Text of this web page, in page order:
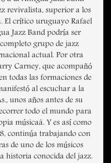
revivalista, superior a los
El crítico uruguayo Rafael
Jazz Band podría ser
grupo de jazz
actual. Por otra
Carney, que acompañó
en todas las formaciones de
al escuchar a la
unos años antes de su
todo el mundo para
músicaâ. Y es así como
continúa trabajando con
de uno de los músicos
historia conocida del jazz.